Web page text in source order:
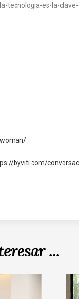
tecnologia-es-la-
byviti.com/
...